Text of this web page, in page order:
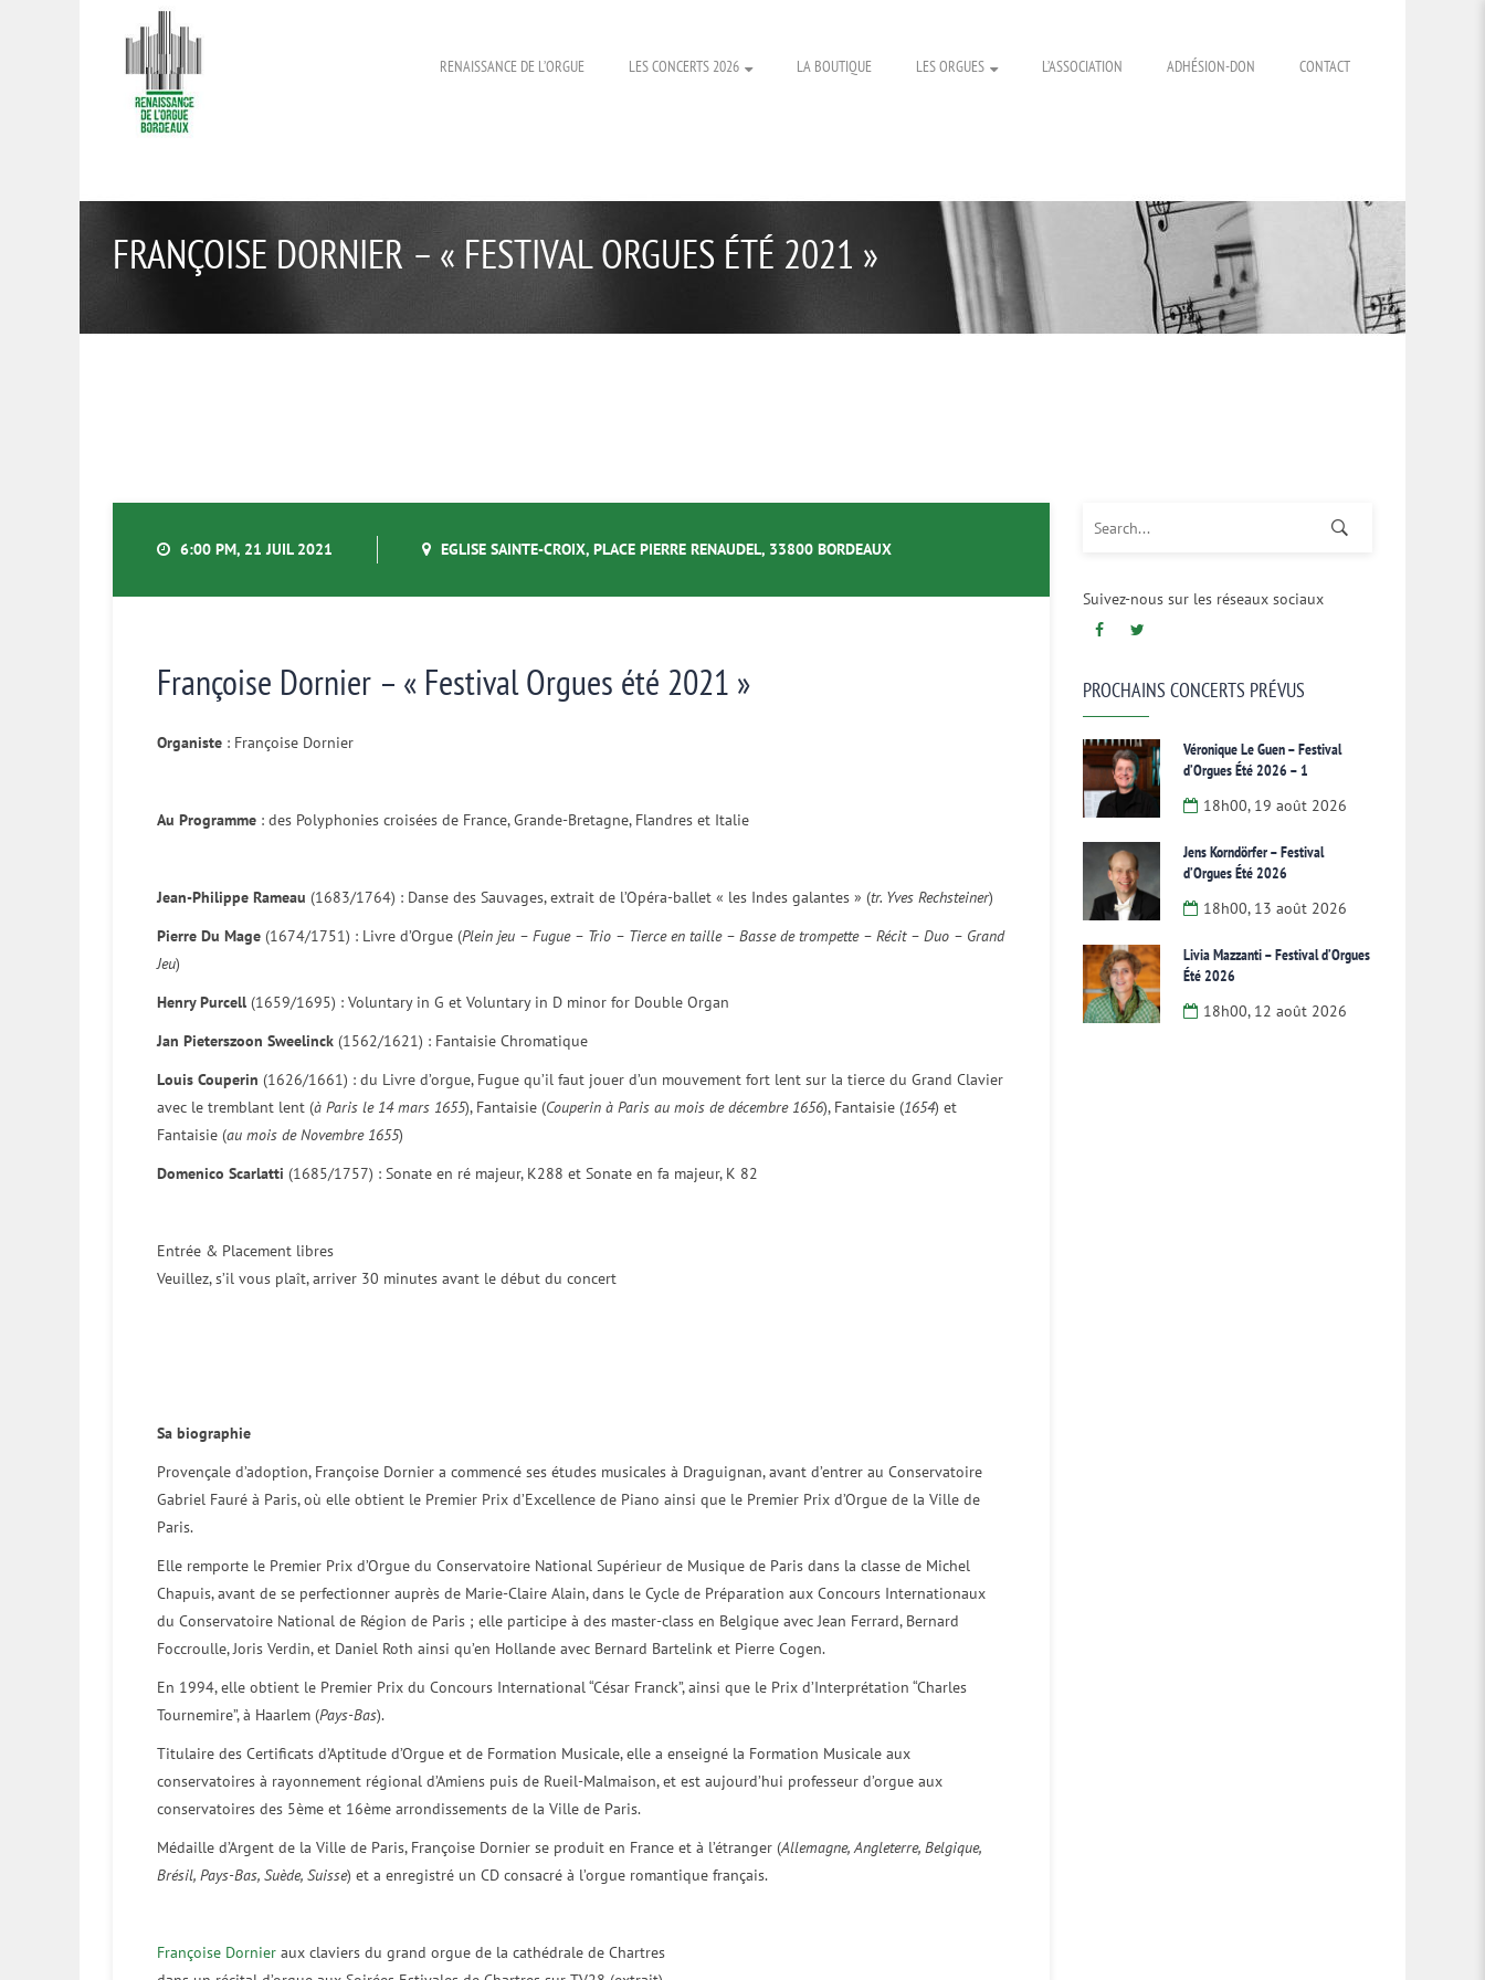
RENAISSANCE DE L’ORGUE LES CONCERTS 2026 LA BOUTIQUE LES ORGUES L’ASSOCIATION ADHÉSION-DON CONTACT
FRANÇOISE DORNIER – « FESTIVAL ORGUES ÉTÉ 2021 »
6:00 PM, 21 JUIL 2021 EGLISE SAINTE-CROIX, PLACE PIERRE RENAUDEL, 33800 BORDEAUX
Françoise Dornier – « Festival Orgues été 2021 »
Organiste : Françoise Dornier
Au Programme : des Polyphonies croisées de France, Grande-Bretagne, Flandres et Italie
Jean-Philippe Rameau (1683/1764) : Danse des Sauvages, extrait de l’Opéra-ballet « les Indes galantes » (tr. Yves Rechsteiner)
Pierre Du Mage (1674/1751) : Livre d’Orgue (Plein jeu – Fugue – Trio – Tierce en taille – Basse de trompette – Récit – Duo – Grand
Jeu)
Henry Purcell (1659/1695) : Voluntary in G et Voluntary in D minor for Double Organ
Jan Pieterszoon Sweelinck (1562/1621) : Fantaisie Chromatique
Louis Couperin (1626/1661) : du Livre d’orgue, Fugue qu’il faut jouer d’un mouvement fort lent sur la tierce du Grand Clavier
avec le tremblant lent (à Paris le 14 mars 1655), Fantaisie (Couperin à Paris au mois de décembre 1656), Fantaisie (1654) et
Fantaisie (au mois de Novembre 1655)
Domenico Scarlatti (1685/1757) : Sonate en ré majeur, K288 et Sonate en fa majeur, K 82
Entrée & Placement libres
Veuillez, s’il vous plaît, arriver 30 minutes avant le début du concert
Sa biographie
Provençale d’adoption, Françoise Dornier a commencé ses études musicales à Draguignan, avant d’entrer au Conservatoire
Gabriel Fauré à Paris, où elle obtient le Premier Prix d’Excellence de Piano ainsi que le Premier Prix d’Orgue de la Ville de
Paris.
Elle remporte le Premier Prix d’Orgue du Conservatoire National Supérieur de Musique de Paris dans la classe de Michel
Chapuis, avant de se perfectionner auprès de Marie-Claire Alain, dans le Cycle de Préparation aux Concours Internationaux
du Conservatoire National de Région de Paris ; elle participe à des master-class en Belgique avec Jean Ferrard, Bernard
Foccroulle, Joris Verdin, et Daniel Roth ainsi qu’en Hollande avec Bernard Bartelink et Pierre Cogen.
En 1994, elle obtient le Premier Prix du Concours International “César Franck”, ainsi que le Prix d’Interprétation “Charles
Tournemire”, à Haarlem (Pays-Bas).
Titulaire des Certificats d’Aptitude d’Orgue et de Formation Musicale, elle a enseigné la Formation Musicale aux
conservatoires à rayonnement régional d’Amiens puis de Rueil-Malmaison, et est aujourd’hui professeur d’orgue aux
conservatoires des 5ème et 16ème arrondissements de la Ville de Paris.
Médaille d’Argent de la Ville de Paris, Françoise Dornier se produit en France et à l’étranger (Allemagne, Angleterre, Belgique,
Brésil, Pays-Bas, Suède, Suisse) et a enregistré un CD consacré à l’orgue romantique français.
Françoise Dornier aux claviers du grand orgue de la cathédrale de Chartres
Suivez-nous sur les réseaux sociaux
PROCHAINS CONCERTS PRÉVUS
Véronique Le Guen – Festival
d’Orgues Été 2026 – 1
18h00, 19 août 2026
Jens Korndörfer – Festival
d’Orgues Été 2026
18h00, 13 août 2026
Livia Mazzanti – Festival d’Orgues
Été 2026
18h00, 12 août 2026